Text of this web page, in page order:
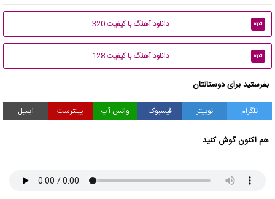
mp3 دانلود آهنگ با کیفیت 320
mp3 دانلود آهنگ با کیفیت 128
بفرستید برای دوستانتان
تلگرام توییتر فیسبوک واتس آپ پینترست ایمیل
هم اکنون گوش کنید